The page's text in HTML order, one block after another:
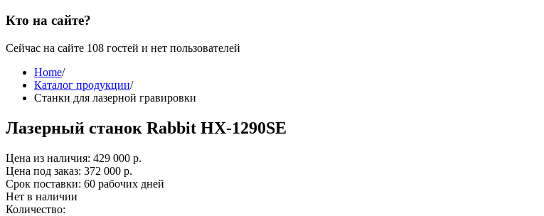
Кто на сайте?
Сейчас на сайте 108 гостей и нет пользователей
Home/
Каталог продукции/
Станки для лазерной гравировки
Лазерный станок Rabbit HX-1290SE
Цена из наличия: 429 000 р.
Цена под заказ: 372 000 р.
Срок поставки: 60 рабочих дней
Нет в наличии
Количество: